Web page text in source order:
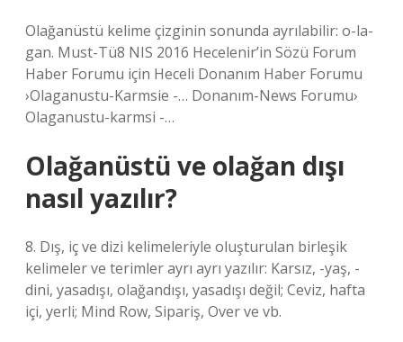
Olağanüstü kelime çizginin sonunda ayrılabilir: o-la-
gan. Must-Tü8 NIS 2016 Hecelenir’in Sözü Forum
Haber Forumu için Heceli Donanım Haber Forumu
›Olaganustu-Karmsie -… Donanım-News Forumu›
Olaganustu-karmsi -…
Olağanüstü ve olağan dışı
nasıl yazılır?
8. Dış, iç ve dizi kelimeleriyle oluşturulan birleşik
kelimeler ve terimler ayrı ayrı yazılır: Karsız, -yaş, -
dini, yasadışı, olağandışı, yasadışı değil; Ceviz, hafta
içi, yerli; Mind Row, Sipariş, Over ve vb.